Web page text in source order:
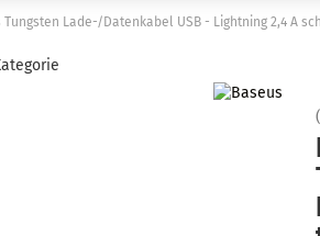
Tungsten Lade-/Datenkabel USB - Lightning 2,4 A